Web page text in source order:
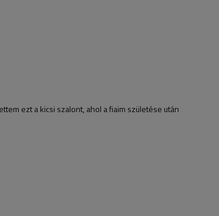
ezt a kicsi szalont, ahol a fiaim születése után